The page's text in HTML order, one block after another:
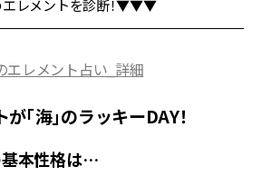
レメントを診断！▼▼▼
エレメント占い_詳細
「海」のラッキーDAY！
基本性格は…